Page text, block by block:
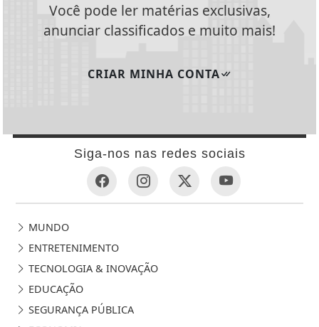
Você pode ler matérias exclusivas,
anunciar classificados e muito mais!
CRIAR MINHA CONTA
Siga-nos nas redes sociais
MUNDO
ENTRETENIMENTO
TECNOLOGIA & INOVAÇÃO
EDUCAÇÃO
SEGURANÇA PÚBLICA